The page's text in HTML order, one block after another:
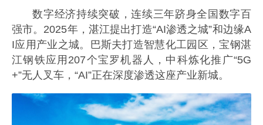
数字经济持续突破，连续三年跻身全国数字百
强市。2025年，湛江提出打造“AI渗透之城”和边缘A
I应用产业之城。巴斯夫打造智慧化工园区，宝钢湛
江钢铁应用207个宝罗机器人，中科炼化推广“5G
+”无人叉车，“AI”正在深度渗透这座产业新城。